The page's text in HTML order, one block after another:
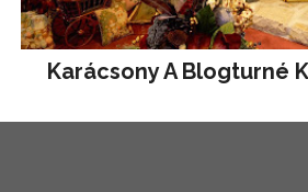
Karácsony A Blogturné